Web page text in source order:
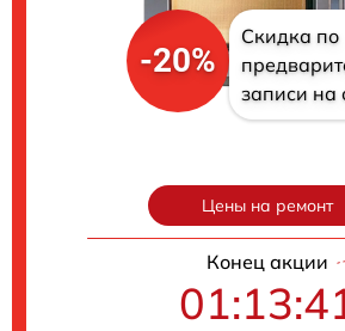
-20%
Скидка по
записи на
Цены на ремонт
Конец акции